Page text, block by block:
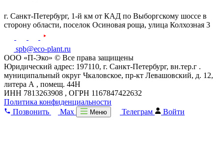
г. Санкт-Петербург, 1-й км от КАД по Выборгскому шоссе в
сторону области, поселок Осиновая роща, улица Колхозная 3
spb@eco-plant.ru
ООО «П-Эко» © Все права защищены
Юридический адрес: 197110, г. Санкт-Петербург, вн.тер.г .
муниципальный округ Чкаловское, пр-кт Левашовский, д. 12,
литера А , помещ. 44Н
ИНН 7813263908 , ОГРН 1167847422632
Политика конфиденциальности
Позвонить
Max Меню Телеграм Войти